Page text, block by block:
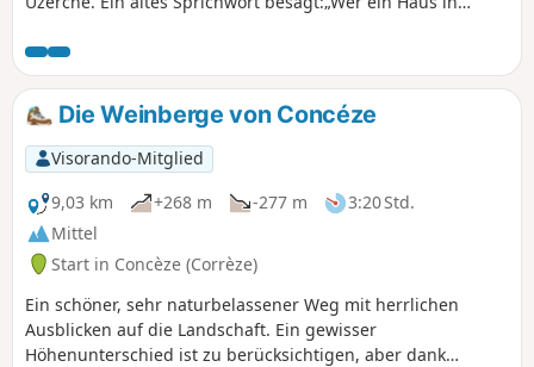
Die Weinberge von Concéze
Visorando-Mitglied
9,03 km
+268 m -277 m
3:20 Std.
Mittel
Start in Concèze (Corrèze)
Ein schöner, sehr naturbelassener Weg mit herrlichen
Ausblicken auf die Landschaft. Ein gewisser
Höhenunterschied ist zu berücksichtigen, aber dank